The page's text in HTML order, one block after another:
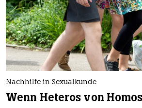
Nachhilfe in Sexualkunde
Wenn Heteros von